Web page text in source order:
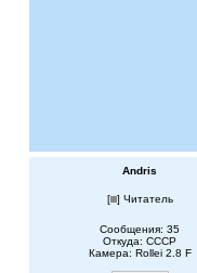
Andris
[ ] Читатель
Сообщения: 35
Откуда: CCCP
Камера: Rollei 2.8 F